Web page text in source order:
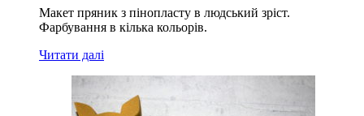
Макет пряник з пінопласту в людський зріст.
Фарбування в кілька кольорів.
Читати далі